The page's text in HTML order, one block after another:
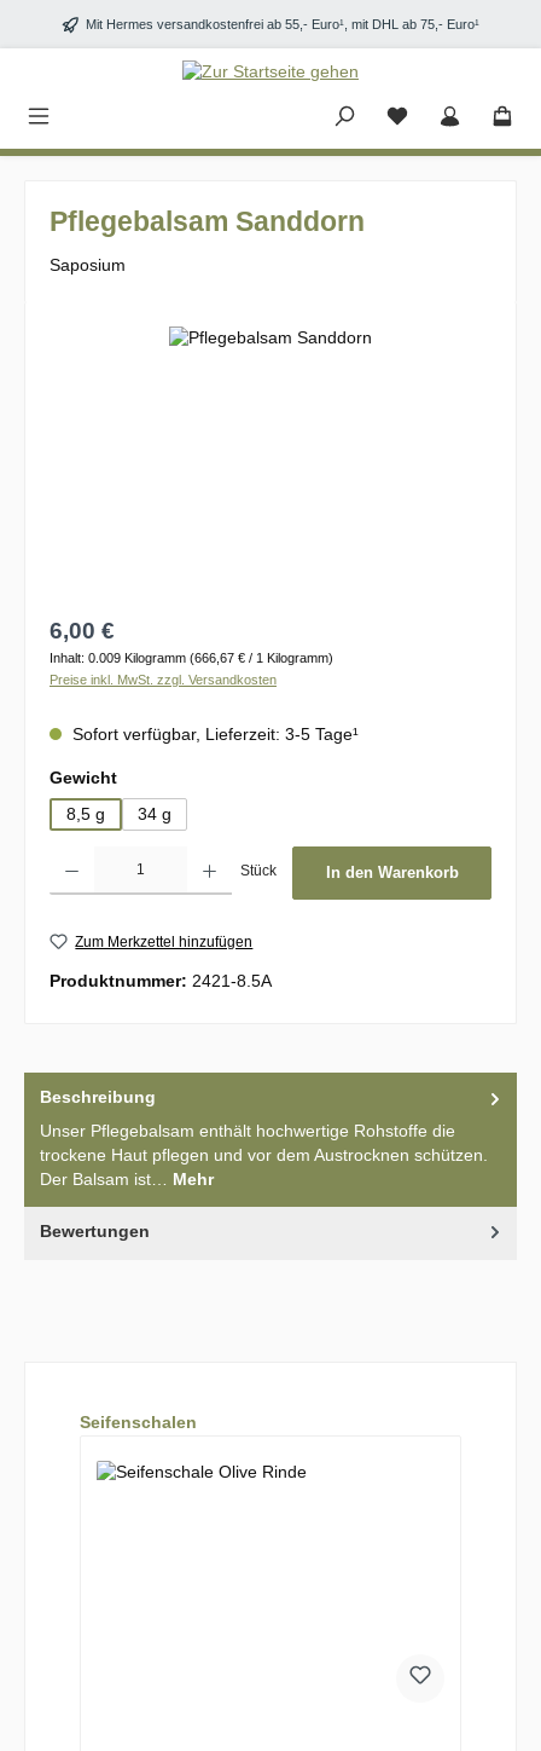
Zum Hauptinhalt springen
Mit Hermes versandkostenfrei ab 55,- Euro¹, mit DHL ab 75,- Euro¹
Pflegebalsam Sanddorn
Saposium
Bildergalerie überspringen
Regulärer Preis:
6,00 €
Inhalt: 0.009 Kilogramm (666,67 € / 1 Kilogramm)
Preise inkl. MwSt. zzgl. Versandkosten
Sofort verfügbar, Lieferzeit: 3-5 Tage¹
Gewichtauswählen
8,5 g 34 g
Stück In den Warenkorb
Zum Merkzettel hinzufügen
Produktnummer: 2421-8.5A
Beschreibung
Unser Pflegebalsam enthält hochwertige Rohstoffe die
trockene Haut pflegen und vor dem Austrocknen schützen.
Der Balsam ist… Mehr
Bewertungen
Produktgalerie überspringen
Seifenschalen